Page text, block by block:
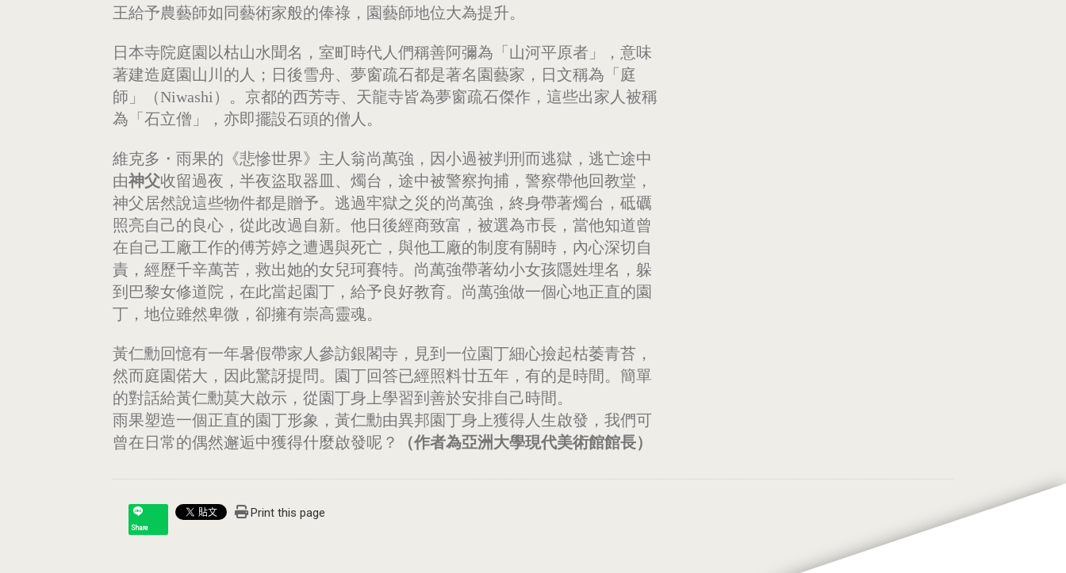
王給予農藝師如同藝術家般的俸祿，園藝師地位大為提升。
日本寺院庭園以枯山水聞名，室町時代人們稱善阿彌為「山河平原者」，意味
著建造庭園山川的人；日後雪舟、夢窗疏石都是著名園藝家，日文稱為「庭
師」（Niwashi）。京都的西芳寺、天龍寺皆為夢窗疏石傑作，這些出家人被稱
為「石立僧」，亦即擺設石頭的僧人。
維克多・雨果的《悲慘世界》主人翁尚萬強，因小過被判刑而逃獄，逃亡途中
由神父收留過夜，半夜盜取器皿、燭台，途中被警察拘捕，警察帶他回教堂，
神父居然說這些物件都是贈予。逃過牢獄之災的尚萬強，終身帶著燭台，砥礪
照亮自己的良心，從此改過自新。他日後經商致富，被選為市長，當他知道曾
在自己工廠工作的傅芳婷之遭遇與死亡，與他工廠的制度有關時，內心深切自
責，經歷千辛萬苦，救出她的女兒珂賽特。尚萬強帶著幼小女孩隱姓埋名，躲
到巴黎女修道院，在此當起園丁，給予良好教育。尚萬強做一個心地正直的園
丁，地位雖然卑微，卻擁有崇高靈魂。
黃仁勳回憶有一年暑假帶家人參訪銀閣寺，見到一位園丁細心撿起枯萎青苔，
然而庭園偌大，因此驚訝提問。園丁回答已經照料廿五年，有的是時間。簡單
的對話給黃仁勳莫大啟示，從園丁身上學習到善於安排自己時間。
雨果塑造一個正直的園丁形象，黃仁勳由異邦園丁身上獲得人生啟發，我們可
曾在日常的偶然邂逅中獲得什麼啟發呢？
（作者為亞洲大學現代美術館館長）
Share
Print this page